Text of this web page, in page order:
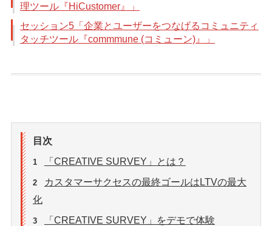
理ツール『HiCustomer』」
セッション5「企業とユーザーをつなげるコミュニティ
タッチツール『commmune (コミューン)』」
目次
1 「CREATIVE SURVEY」とは？
2
カスタマーサクセスの最終ゴールはLTVの最大
化
3 「CREATIVE SURVEY」をデモで体験